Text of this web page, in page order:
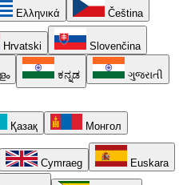
Ελληνικά Čeština
Hrvatski Slovenčina
ಕನ್ನಡ ગુજરાતી
Қазақ Монгол
Cymraeg Euskara